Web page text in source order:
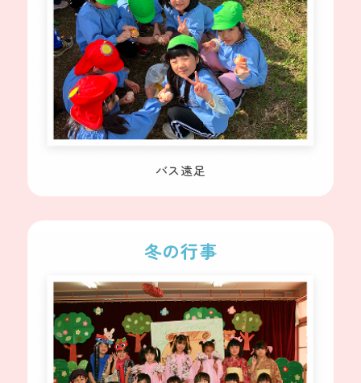
バス遠足
冬の行事